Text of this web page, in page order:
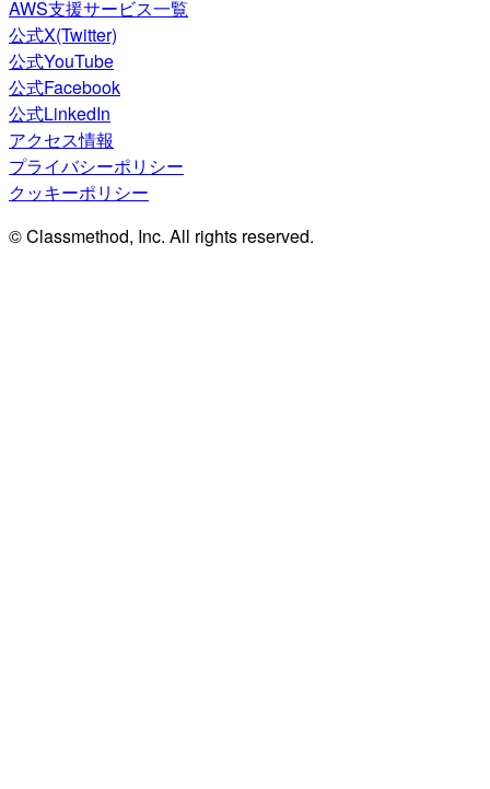
AWS支援サービス一覧
公式X(Twitter)
公式YouTube
公式Facebook
公式LinkedIn
アクセス情報
プライバシーポリシー
クッキーポリシー
© Classmethod, Inc. All rights reserved.